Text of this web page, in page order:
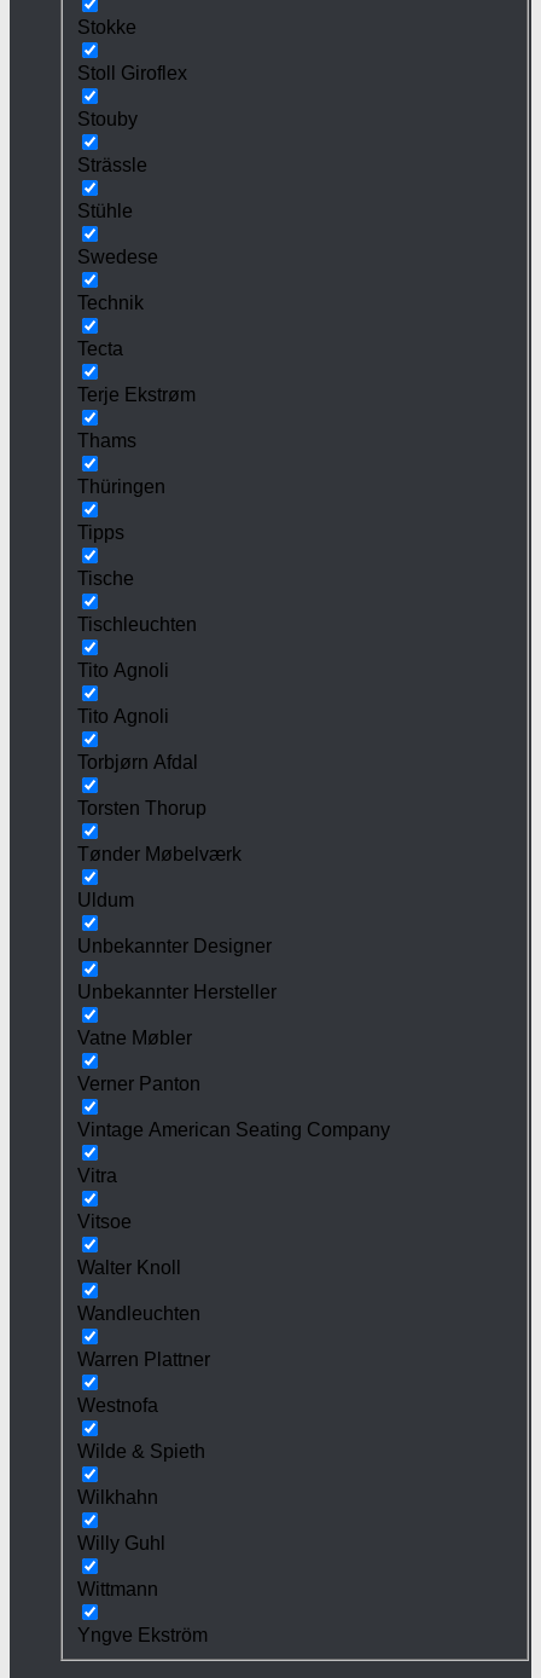
Stokke
Stoll Giroflex
Stouby
Strässle
Stühle
Swedese
Technik
Tecta
Terje Ekstrøm
Thams
Thüringen
Tipps
Tische
Tischleuchten
Tito Agnoli
Tito Agnoli
Torbjørn Afdal
Torsten Thorup
Tønder Møbelværk
Uldum
Unbekannter Designer
Unbekannter Hersteller
Vatne Møbler
Verner Panton
Vintage American Seating Company
Vitra
Vitsoe
Walter Knoll
Wandleuchten
Warren Plattner
Westnofa
Wilde & Spieth
Wilkhahn
Willy Guhl
Wittmann
Yngve Ekström